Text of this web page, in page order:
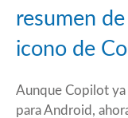
resumen
icono de
Aunque Copilot
para Android,